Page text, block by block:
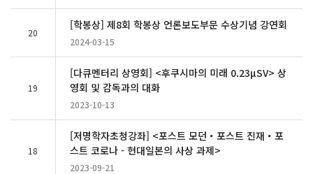
20
[학봉상] 제8회 학봉상 언론보도부문 수상기념 강연회
2024-03-15
19
[다큐멘터리 상영회] <후쿠시마의 미래 0.23μSV> 상
영회 및 감독과의 대화
2023-10-13
18
[저명학자초청강좌] <포스트 모던・포스트 진재・포
스트 코로나 - 현대일본의 사상 과제>
2023-09-21